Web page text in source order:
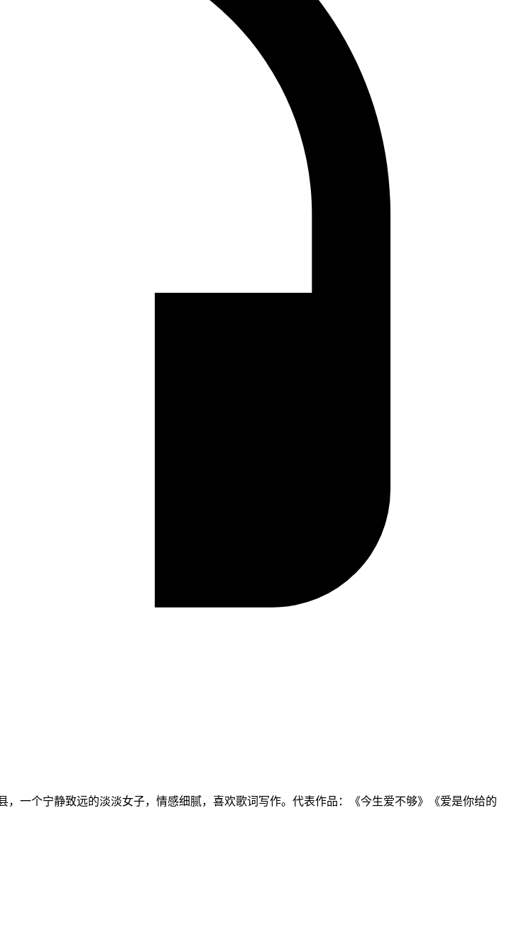
一个宁静致远的淡淡女子，情感细腻，喜欢歌词写作。代表作品：《今生爱不够》《爱是你给的